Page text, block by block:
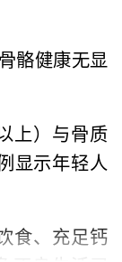
骼健康无显
上）与骨质
显示年轻人
食、充足钙